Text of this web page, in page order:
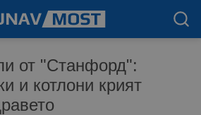
от "Станфорд":
и котлони крият